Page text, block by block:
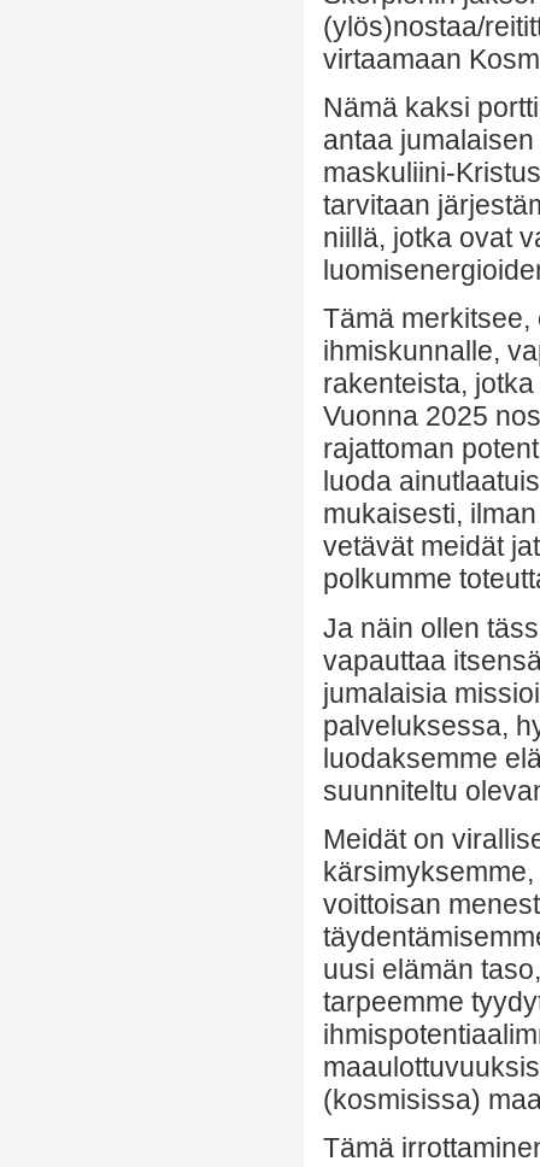
(ylös)nostaa/
virtaamaan
Nämä kaksi
antaa
maskuliini-
tarvitaan
niillä, jotka ovat
Tämä
ihmiskunnalle,
rakenteista,
Vuonna 2025
rajattoman
luoda
mukaisesti,
vetävät meidät
polkumme
Ja näin ollen
vapauttaa
jumalaisia
palveluksessa,
luodaksemme
suunniteltu
Meidät on
voittoisan
uusi elämän
tarpeemme
(kosmisissa)
Tämä